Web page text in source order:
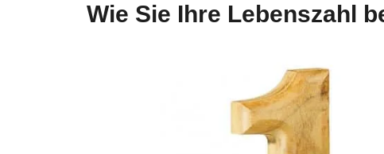
Wie Sie Ihre Lebenszahl